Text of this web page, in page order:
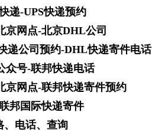
递-UPS快递预约
京网点-北京DHL公司
递公司预约-DHL快递寄件电话
众号-联邦快递电话
京网点-联邦快递寄件预约
邦国际快递寄件
电话、查询